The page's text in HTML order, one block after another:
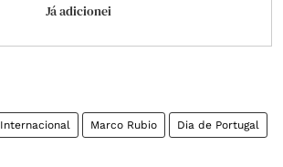
Já adicionei
Internacional Marco Rubio Dia de Portugal